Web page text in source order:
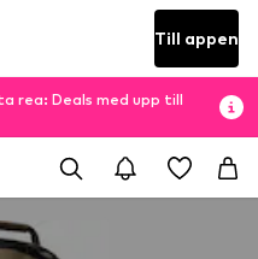
Till appen
rea: Deals med upp till